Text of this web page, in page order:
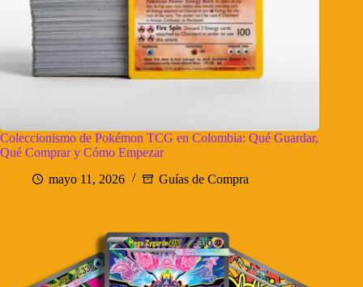
Coleccionismo de Pokémon TCG en Colombia: Qué Guardar,
Qué Comprar y Cómo Empezar
mayo 11, 2026
Guías de Compra